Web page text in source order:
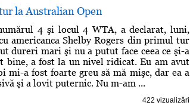
la Australian Open
4 şi locul 4 WTA, a declarat, luni,
americanca Shelby Rogers din primul tur
dureri mari şi nu a putut face ceea ce şi-a
bine, a fost la un nivel ridicat. Eu am avut
mi-a fost foarte greu să mă mişc, dar ea a
şi a lovit puternic. Nu m-am ...
422 vizualizări